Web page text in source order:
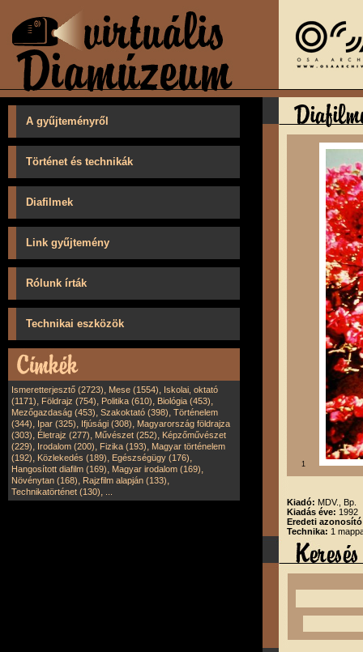
A gyűjteményről
Történet és technikák
Diafilmek
Link gyűjtemény
Rólunk írták
Technikai eszközök
Ismeretterjesztő (2723), Mese (1554), Iskolai, oktató
(1171), Földrajz (754), Politika (610), Biológia (453),
Mezőgazdaság (453), Szakoktató (398), Történelem
(344), Ipar (325), Ifjúsági (308), Magyarország földrajza
(303), Életrajz (277), Művészet (252), Képzőművészet
(229), Irodalom (200), Fizika (193), Magyar történelem
(192), Közlekedés (189), Egészségügy (176),
Hangosított diafilm (169), Magyar irodalom (169),
Növénytan (168), Rajzfilm alapján (133),
Technikatörténet (130),
1
Kiadó: MDV., Bp.
Kiadás éve: 1992
Eredeti
Technika: 1